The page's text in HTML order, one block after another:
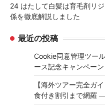
24 はたして白髪は育毛剤リ
係を徹底解説しました
最近の投稿
Cookie同意管理ツー
ース記念キャンペー
【海外ツアー完全ガ
食付き割引まで網羅